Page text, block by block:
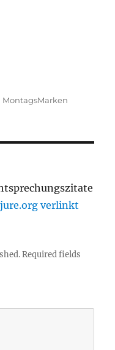
Categories
MontagsMarken
verlinkt
Required fields